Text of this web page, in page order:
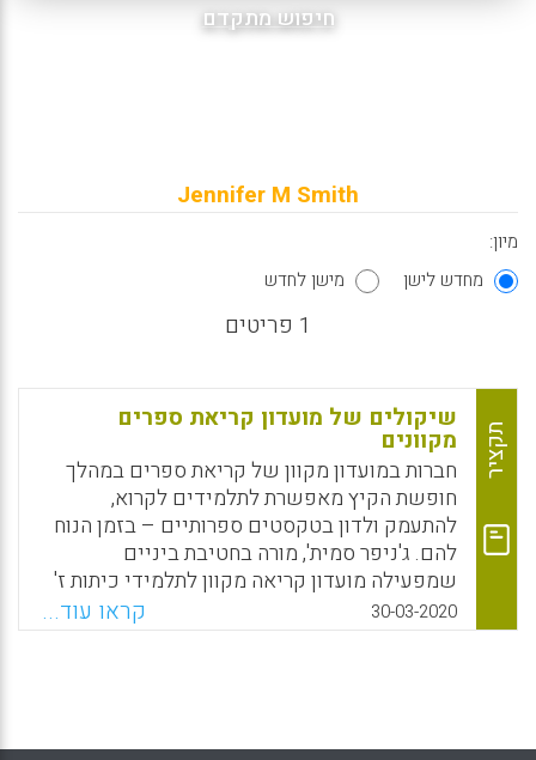
חיפוש מתקדם
Jennifer M Smith
מיון:
מחדש לישן
מישן לחדש
1 פריטים
תקציר
שיקולים של מועדון קריאת ספרים
מקוונים
חברות במועדון מקוון של קריאת ספרים במהלך
חופשת הקיץ מאפשרת לתלמידים לקרוא,
להתעמק ולדון בטקסטים ספרותיים – בזמן הנוח
להם. ג'ניפר סמית', מורה בחטיבת ביניים
שמפעילה מועדון קריאה מקוון לתלמידי כיתות ז'
ו-ח', חולקת את שיקוליה, רעיונותיה והמלצותיה על
בסיס ראיונות ותצפיות שקיימה עם משתתפי
30-03-2020 קראו עוד...